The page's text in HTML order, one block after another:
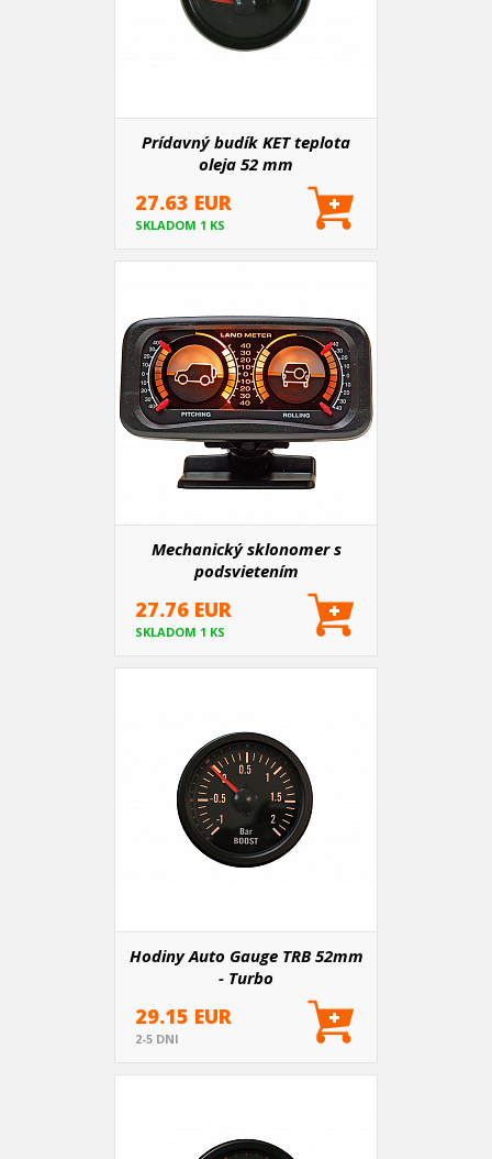
Prídavný budík KET teplota
oleja 52 mm
27.63 EUR
SKLADOM 1 KS
Mechanický sklonomer s
podsvietením
27.76 EUR
SKLADOM 1 KS
Hodiny Auto Gauge TRB 52mm
- Turbo
29.15 EUR
2-5 DNI